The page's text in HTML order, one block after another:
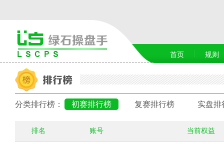
首页 规则
分类排行榜： 初赛排行榜 复赛排行榜 实盘排
排名 账号 当前权益